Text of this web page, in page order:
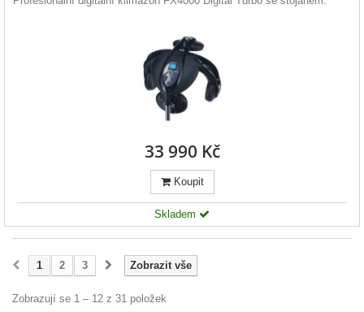
33 990 Kč
Koupit
Skladem
Zobrazit vše
1 2 3
Zobrazují se 1 – 12 z 31 položek